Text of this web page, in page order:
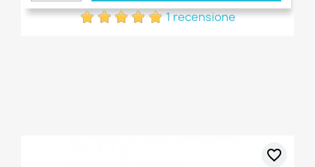
1 recensione
favorite_border